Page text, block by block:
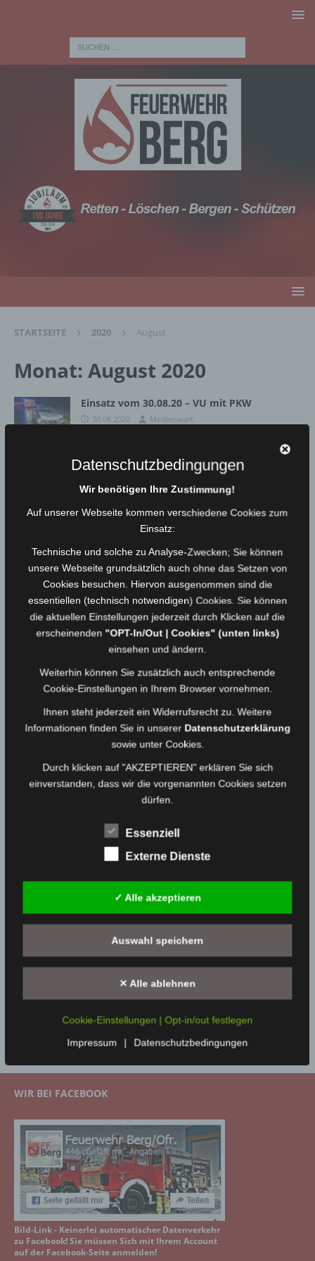
STARTSEITE 2020 August
Monat: August 2020
Einsatz vom 30.08.20 – VU mit PKW
30.08.2020 Medienwart
Einsatz vom 27.08.20 – VU mit PKW
27.08.2020 Medienwart
Einsatz vom 24.08.20 – Brand LKW
Einsatz vom 19.08.20 – Türöffnung, Person
eingeschlossen
19.08.2020 Medienwart
Einsatz vom 16.08.20 – VU mit PKW
16.08.2020 Medienwart
Einsatz vom 14.08.20 – VU mit PKW
14.08.2020 Medienwart
Einsatz vom 13.08.20 – VU mit Motorrad
13.08.2020 Medienwart
Einsatz vom 11.08.20 – Kleinbrand Fläche
11.08.2020 Medienwart
SIDEBAR 2
Dashboard und platziere Widgets in denSidebar 2
Widgetbereich.
WIR BEI FACEBOOK
Bild-Link - Keinerlei automatischer Datenverkehr
zu Facebook! Sie müssen Sich mit Ihrem Account
auf der Facebook-Seite anmelden!
Datenschutzbedingungen
Wir benötigen Ihre Zustimmung!
Auf unserer Webseite kommen verschiedene Cookies zum
Einsatz:
Technische und solche zu Analyse-Zwecken; Sie können
unsere Webseite grundsätzlich auch ohne das Setzen von
Cookies besuchen. Hiervon ausgenommen sind die
essentiellen (technisch notwendigen) Cookies. Sie können
die aktuellen Einstellungen jederzeit durch Klicken auf die
erscheinenden "OPT-In/Out | Cookies" (unten links)
einsehen und ändern.
Weiterhin können Sie zusätzlich auch entsprechende
Cookie-Einstellungen in Ihrem Browser vornehmen.
Ihnen steht jederzeit ein Widerrufsrecht zu. Weitere
Informationen finden Sie in unserer Datenschutzerklärung
sowie unter Cookies.
Durch klicken auf "AKZEPTIEREN" erklären Sie sich
einverstanden, dass wir die vorgenannten Cookies setzen
dürfen.
Essenziell
Externe Dienste
✓ Alle akzeptieren
Auswahl speichern
✕ Alle ablehnen
Cookie-Einstellungen | Opt-in/out festlegen
Impressum | Datenschutzbedingungen